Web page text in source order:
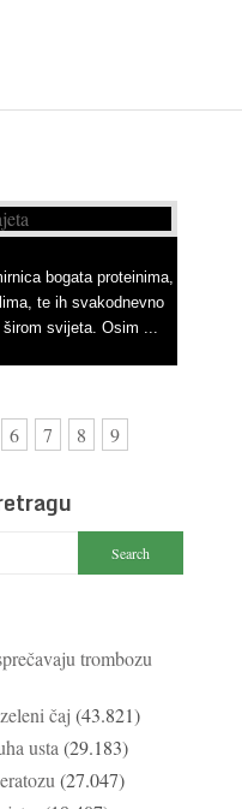
bogata proteinima,
te ih svakodnevno
širom svijeta. Osim ...
6 7 8 9
trombozu
čaj (43.821)
usta (29.183)
(27.047)